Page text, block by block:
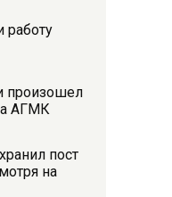
работу
произошел
АГМК
пост
на